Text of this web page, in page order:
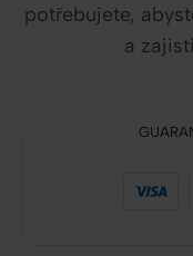
potřebujete,
a